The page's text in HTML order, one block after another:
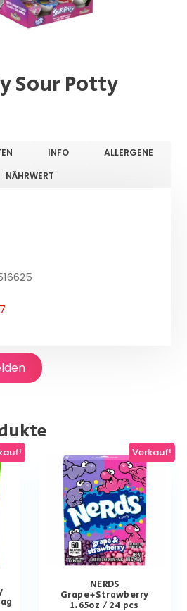
Sour Potty
INFO
ALLERGENE
NÄHRWERT
Verkauf!
NERDS
Grape+Strawberry
1.65oz / 24 pcs